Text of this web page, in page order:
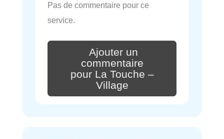
Pas de commentaire pour ce
service.
Ajouter un
commentaire
pour La Touche –
Village